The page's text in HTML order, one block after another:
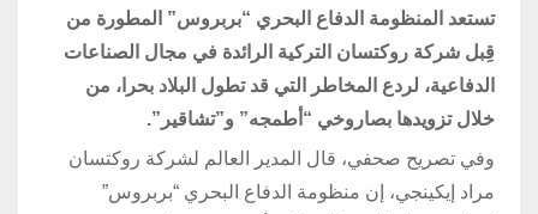
تستعد المنظومة الدفاع البحري “بربروس” المطورة من
قِبل شركة روكتسان التركية الرائدة في مجال الصناعات
الدفاعية، لردع المخاطر التي قد تطول البلاد بحرا، من
خلال تزويدها بصاروخي “أطمجه” و”تشاقير”.
وفي تصريح صحفي، قال المدير العالم لشركة روكتسان
مراد إيكينجي، إن منظومة الدفاع البحري “بربروس”